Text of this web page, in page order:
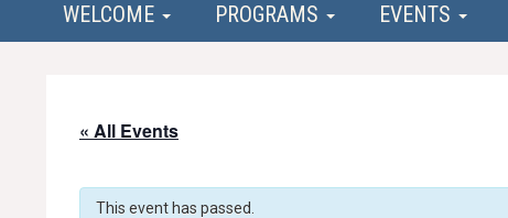
WELCOME PROGRAMS EVENTS
« All Events
This event has passed.